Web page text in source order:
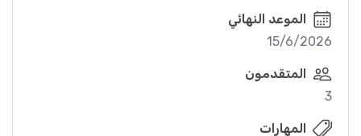
الموعد النهائي
15/6/2026
المتقدمون
3
المهارات